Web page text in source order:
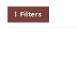
Filters